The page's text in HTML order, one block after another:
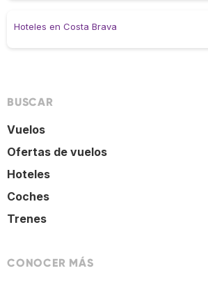
Hoteles en Costa Brava
BUSCAR
Vuelos
Ofertas de vuelos
Hoteles
Coches
Trenes
CONOCER MÁS